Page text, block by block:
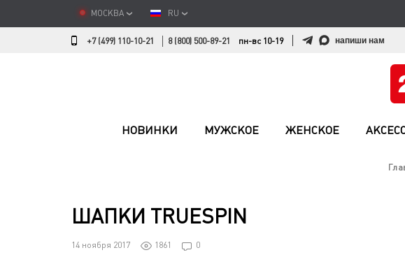
МОСКВА RU
+7 (499) 110-10-21 8 (800) 500-89-21 пн-вс 10-19 напиши нам
НОВИНКИ МУЖСКОЕ ЖЕНСКОЕ
ШАПКИ TRUESPIN
14 ноября 2017 1861 0